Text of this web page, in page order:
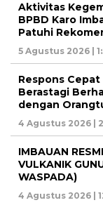
Aktivitas
BPBD Karo
Patuhi
5 Agustus 2026 |
Respons Cepat
Berastagi
dengan
4 Agustus 2026 |
IMBAUAN
VULKANIK
WASPADA)
4 Agustus 2026 |